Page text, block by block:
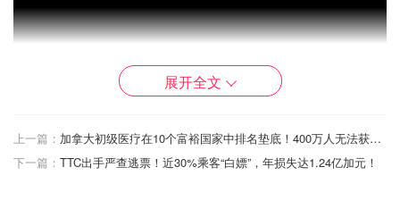
展开全文
上一篇：
加拿大初级医疗在10个富裕国家中排名垫底！400万人无法获得医疗服务！
下一篇： TTC出手严查逃票！近30%乘客“白嫖”，年损失达1.24亿加元！